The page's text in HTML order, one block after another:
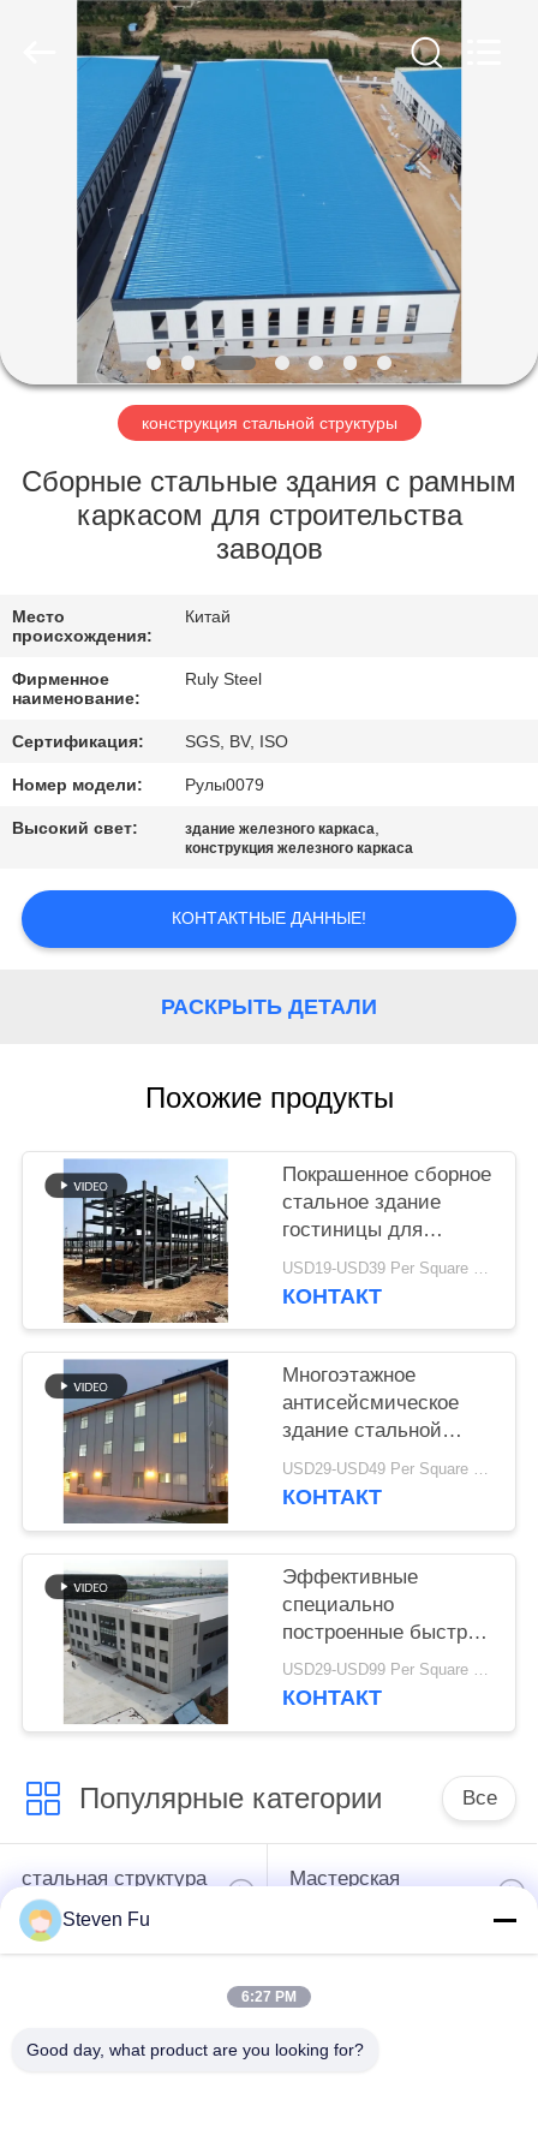
ПРОДУКТЫ
РОЛИКИ
VR
-
ПУТЕШЕСТВИЕ
ФАБРИКИ
ПРОВЕРКА
КАЧЕСТВА
СВЯЖИТЕСЬ
МЫ
НЕДОСТАТКА
BLOG
SITEMAP
PRIVACY
POLICY
конструкция стальной структуры
Сборные стальные здания с рамным
каркасом для строительства
заводов
Место
происхождения:
Китай
Фирменное
наименование:
Ruly Steel
Сертификация: SGS, BV, ISO
Номер модели: Рулы0079
Высокий свет: здание железного каркаса,
конструкция железного каркаса
КОНТАКТНЫЕ ДАННЫЕ!
РАСКРЫТЬ ДЕТАЛИ
Похожие продукты
Покрашенное сборное
стальное здание
гостиницы для
курортных проектов
USD19-USD39 Per Square Meter MOQ:200 квадратных метров
КОНТАКТ
Многоэтажное
антисейсмическое
здание стальной
гостиницы
USD29-USD49 Per Square Meter MOQ:200 квадратных метров
КОНТАКТ
Эффективные
специально
построенные быстрые
сборки стальных
офисных зданий для
USD29-USD99 Per Square Meter MOQ:200 квадратных метров
КОНТАКТ
Популярные категории Все
стальная структура
склад
Мастерская
стальной структуры
Steven Fu
6:27 PM
Good day, what product are you looking for?